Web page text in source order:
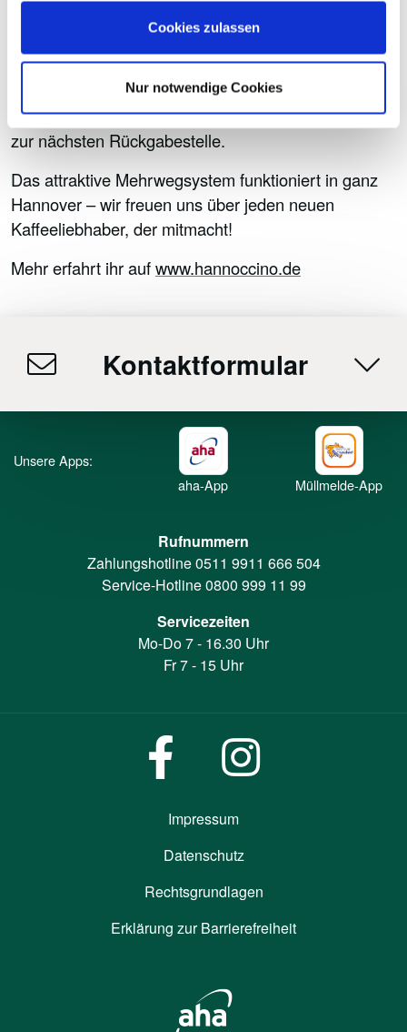
Cookies zulassen
Nur notwendige Cookies
Je mehr mitmachen, desto besser für uns alle: Der
setzt ein Zeichen für die Umwelt. Zeig Deine
Verbundenheit mit Hannover. Je mehr mitmachen
desto größer das Netz – und umso kürzer der Weg
zur nächsten Rückgabestelle.
Das attraktive Mehrwegsystem funktioniert in ganz
Hannover – wir freuen uns über jeden neuen
Kaffeeliebhaber, der mitmacht!
Mehr erfahrt ihr aufwww.hannoccino.de
Kontaktformular
Unsere Apps:
aha-App
Müllmelde-App
Rufnummern
Zahlungshotline0511 9911 666 504
Service-Hotline0800 999 11 99
Servicezeiten
Mo-Do 7 - 16.30 Uhr
Fr 7 - 15 Uhr
Impressum
Datenschutz
Rechtsgrundlagen
Erklärung zur Barrierefreiheit